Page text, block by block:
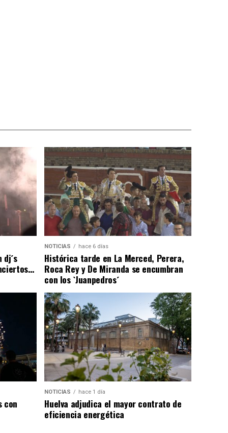
NOTICIAS hace 6 días
Histórica tarde en La Merced, Perera,
Roca Rey y De Miranda se encumbran
con los `Juanpedros´
con
NOTICIAS hace 1 día
Huelva adjudica el mayor contrato de
eficiencia energética